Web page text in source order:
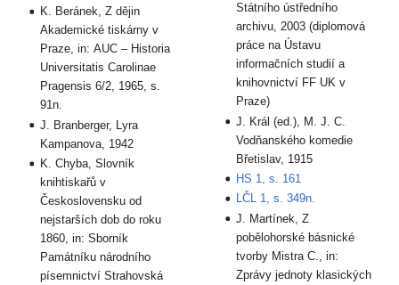
K. Beránek, Z dějin
Akademické tiskárny v
Praze, in: AUC – Historia
Universitatis Carolinae
Pragensis 6/2, 1965, s.
91n.
J. Branberger, Lyra
Kampanova, 1942
K. Chyba, Slovník
knihtiskařů v
Československu od
nejstarších dob do roku
1860, in: Sborník
Památníku národního
písemnictví Strahovská
Státního ústředního
archivu, 2003 (diplomová
práce na Ústavu
informačních studií a
knihovnictví FF UK v
Praze)
J. Král (ed.), M. J. C.
Vodňanského komedie
Břetislav, 1915
HS 1, s. 161
LČL 1, s. 349n.
J. Martínek, Z
pobělohorské básnické
tvorby Mistra C., in:
Zprávy jednoty klasických